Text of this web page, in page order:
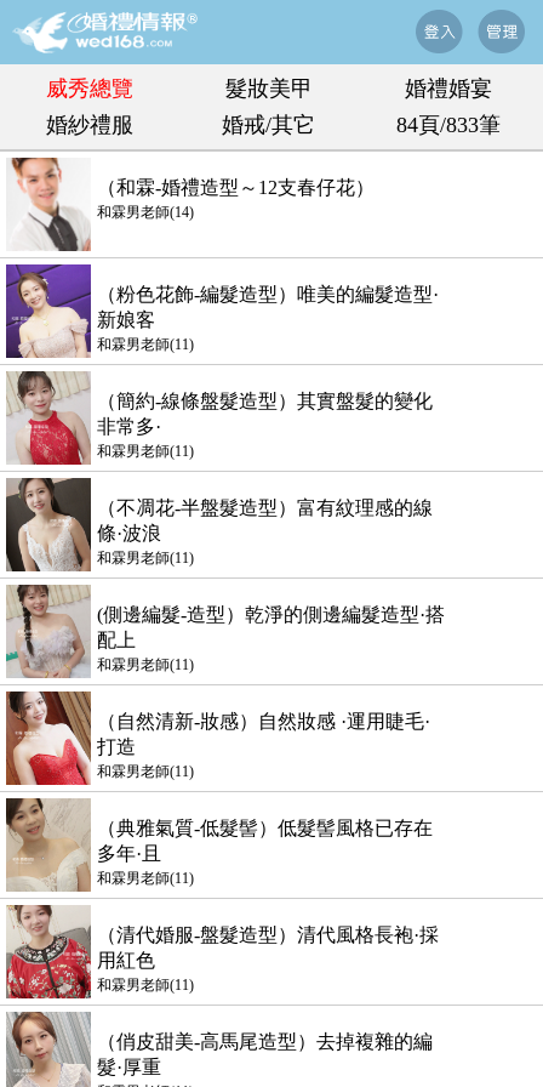
威秀總覽 髮妝美甲
婚禮婚宴
婚紗禮服
婚戒/其它 84頁/833筆
（和霖-婚禮造型～12支春仔花）
和霖男老師(14)
（粉色花飾-編髮造型）唯美的編髮造型·
新娘客
和霖男老師(11)
（簡約-線條盤髮造型）其實盤髮的變化
非常多·
和霖男老師(11)
（不凋花-半盤髮造型）富有紋理感的線
條·波浪
和霖男老師(11)
(側邊編髮-造型）乾淨的側邊編髮造型·搭
配上
和霖男老師(11)
（自然清新-妝感）自然妝感 ·運用睫毛·
打造
和霖男老師(11)
（典雅氣質-低髮髻）低髮髻風格已存在
多年·且
和霖男老師(11)
（清代婚服-盤髮造型）清代風格長袍·採
用紅色
和霖男老師(11)
（俏皮甜美-高馬尾造型）去掉複雜的編
髮·厚重